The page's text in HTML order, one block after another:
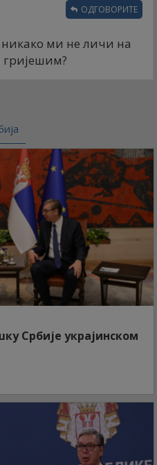
ми не личи на
ОДГОВОРИТЕ
Србије украјинском